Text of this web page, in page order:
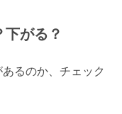
下がる？
るのか、チェック